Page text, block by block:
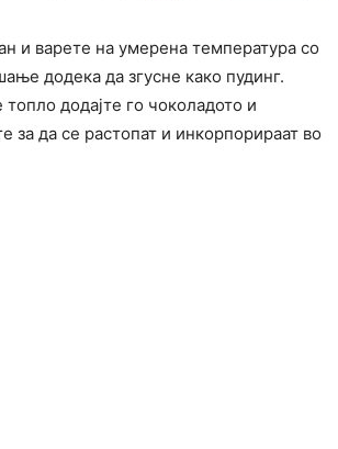
и варете на умерена температура со
додека да згусне како пудинг.
додајте го чоколадото и
за да се растопат и инкорпорираат во